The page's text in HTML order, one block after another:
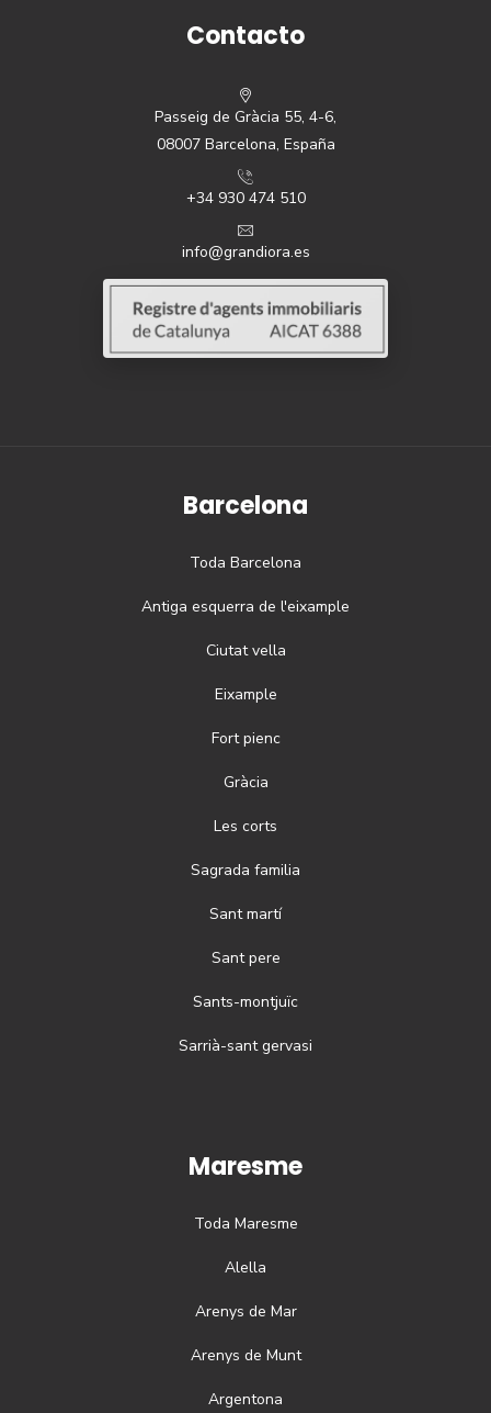
Contacto
Passeig de Gràcia 55, 4-6,
08007 Barcelona, España
+34 930 474 510
info@grandiora.es
Barcelona
Toda Barcelona
Antiga esquerra de l'eixample
Ciutat vella
Eixample
Fort pienc
Gràcia
Les corts
Sagrada familia
Sant martí
Sant pere
Sants-montjuïc
Sarrià-sant gervasi
Maresme
Toda Maresme
Alella
Arenys de Mar
Arenys de Munt
Argentona